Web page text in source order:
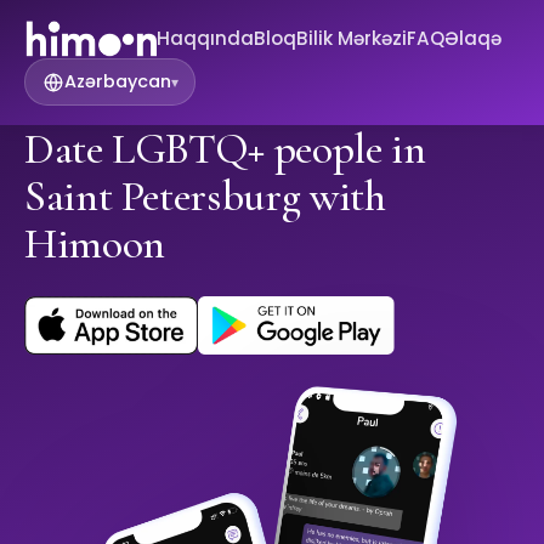
HaqqındaBloqBilik MərkəziFAQƏlaqə
Azərbaycan▾
Date LGBTQ+ people in
Saint Petersburg with
Himoon